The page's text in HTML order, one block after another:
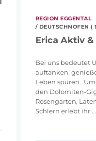
REGION EGGENTAL
/ DEUTSCHNOFEN (
Erica Aktiv
Bei uns bedeutet
auftanken,
Leben spüren.
den Dolomiten-
Rosengarten,
Schlern erlebt ihr ...